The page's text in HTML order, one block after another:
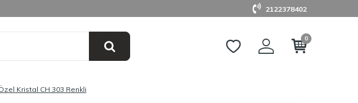
2122378402
0
Kristal CH 303 Renkli